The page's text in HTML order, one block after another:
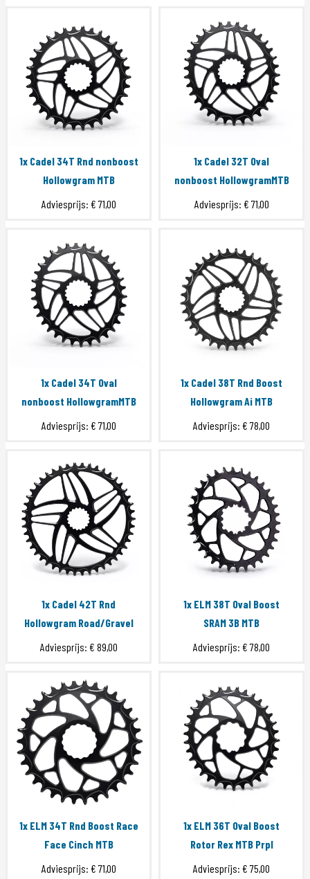
1x Cadel 34T Rnd nonboost
Hollowgram MTB
Adviesprijs: € 71,00
1x Cadel 32T Oval
nonboost HollowgramMTB
Adviesprijs: € 71,00
1x Cadel 34T Oval
nonboost HollowgramMTB
Adviesprijs: € 71,00
1x Cadel 38T Rnd Boost
Hollowgram Ai MTB
Adviesprijs: € 78,00
1x Cadel 42T Rnd
Hollowgram Road/Gravel
Adviesprijs: € 89,00
1x ELM 38T Oval Boost
SRAM 3B MTB
Adviesprijs: € 78,00
1x ELM 34T Rnd Boost Race
Face Cinch MTB
Adviesprijs: € 71,00
1x ELM 36T Oval Boost
Rotor Rex MTB Prpl
Adviesprijs: € 75,00